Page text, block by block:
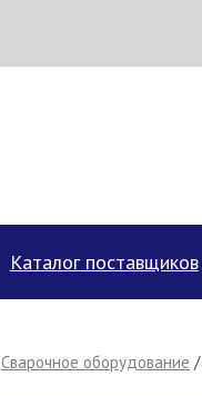
Каталог поставщиков
Сварочное оборудование /